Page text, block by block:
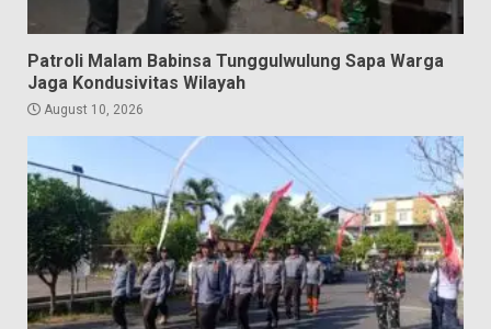
Patroli Malam Babinsa Tunggulwulung Sapa Warga
Jaga Kondusivitas Wilayah
August 10, 2026